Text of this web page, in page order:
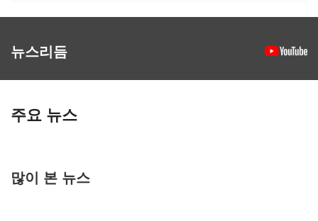
뉴스리듬
주요 뉴스
많이 본 뉴스